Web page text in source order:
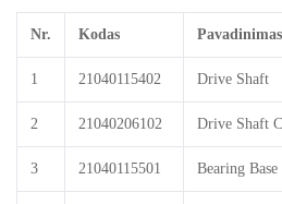
Nr. Kodas Pavadinimas
1 21040115402 Drive Shaft
2 21040206102 Drive Shaft
3 21040115501 Bearing Base